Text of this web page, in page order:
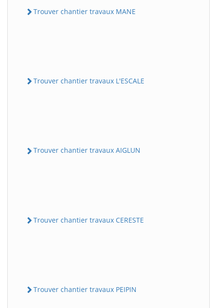
Trouver chantier travaux MANE
Trouver chantier travaux L'ESCALE
Trouver chantier travaux AIGLUN
Trouver chantier travaux CERESTE
Trouver chantier travaux PEIPIN